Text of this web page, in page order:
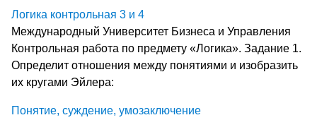
Логика контрольная 3 и 4
Международный Университет Бизнеса и Управления
Контрольная работа по предмету «Логика». Задание 1.
Определит отношения между понятиями и изобразить
их кругами Эйлера:
Понятие, суждение, умозаключение